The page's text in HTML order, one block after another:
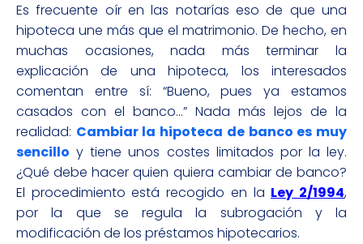
Es frecuente oír en las notarías eso de que una
hipoteca une más que el matrimonio. De hecho, en
muchas ocasiones, nada más terminar la
explicación de una hipoteca, los interesados
comentan entre sí: “Bueno, pues ya estamos
casados con el banco…” Nada más lejos de la
realidad: Cambiar la hipoteca de banco es muy
sencillo y tiene unos costes limitados por la ley.
¿Qué debe hacer quien quiera cambiar de banco?
El procedimiento está recogido en la Ley 2/1994,
por la que se regula la subrogación y la
modificación de los préstamos hipotecarios.